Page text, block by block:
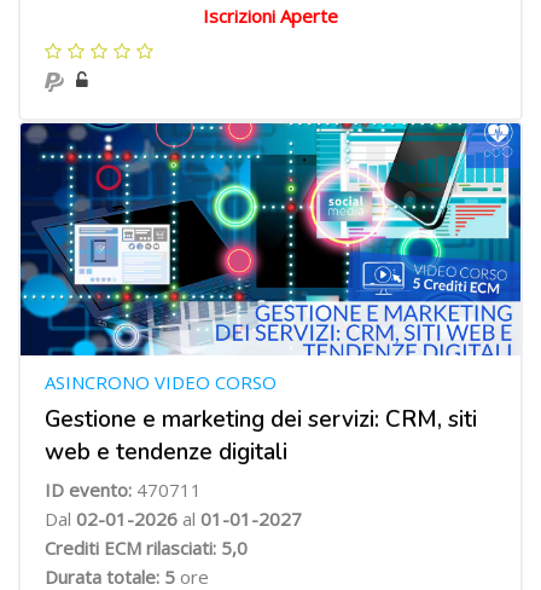
Iscrizioni Aperte
Gestione e marketing dei servizi: CRM, siti
web e tendenze digitali
ASINCRONO VIDEO CORSO
ID evento: 470711
Dal 02-01-2026 al 01-01-2027
Crediti ECM rilasciati: 5,0
Durata totale: 5 ore